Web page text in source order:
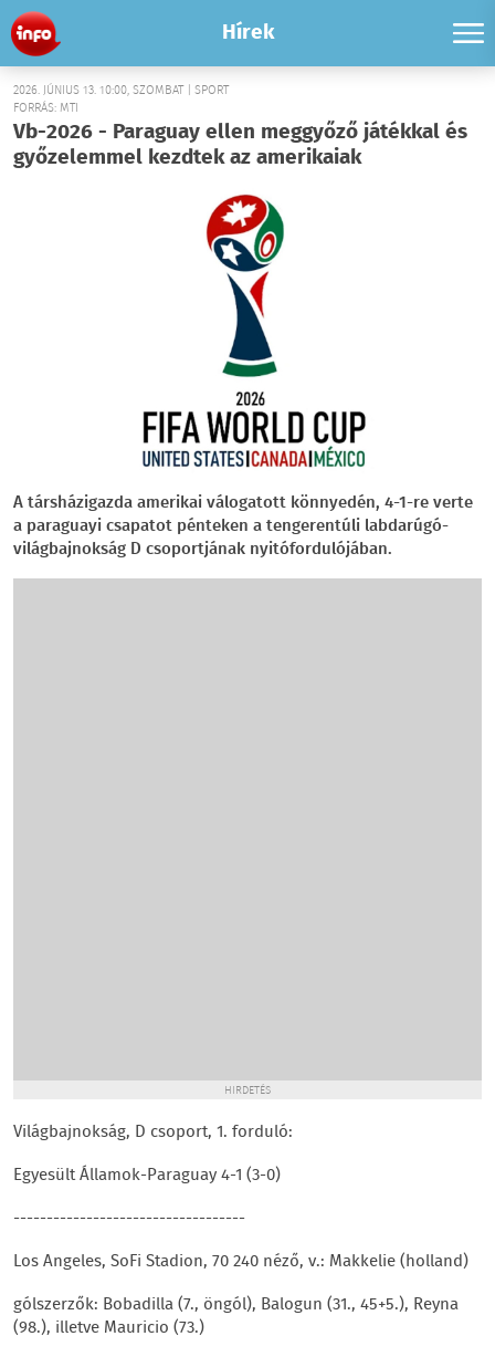
Hírek
2026. JÚNIUS 13. 10:00, SZOMBAT | SPORT
FORRÁS: MTI
Vb-2026 - Paraguay ellen meggyőző játékkal és
győzelemmel kezdtek az amerikaiak
A társházigazda amerikai válogatott könnyedén, 4-1-re verte
a paraguayi csapatot pénteken a tengerentúli labdarúgó-
világbajnokság D csoportjának nyitófordulójában.
HIRDETÉS
Világbajnokság, D csoport, 1. forduló:
Egyesült Államok-Paraguay 4-1 (3-0)
-----------------------------------
Los Angeles, SoFi Stadion, 70 240 néző, v.: Makkelie (holland)
gólszerzők: Bobadilla (7., öngól), Balogun (31., 45+5.), Reyna
(98.), illetve Mauricio (73.)